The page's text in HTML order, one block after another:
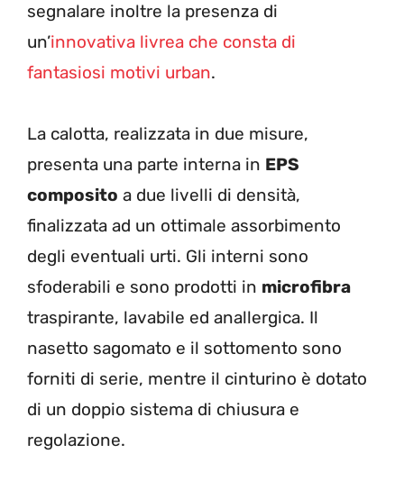
segnalare inoltre la presenza di
un’innovativa livrea che consta di
fantasiosi motivi urban.
La calotta, realizzata in due misure,
presenta una parte interna in EPS
composito a due livelli di densità,
finalizzata ad un ottimale assorbimento
degli eventuali urti. Gli interni sono
sfoderabili e sono prodotti in microfibra
traspirante, lavabile ed anallergica. Il
nasetto sagomato e il sottomento sono
forniti di serie, mentre il cinturino è dotato
di un doppio sistema di chiusura e
regolazione.